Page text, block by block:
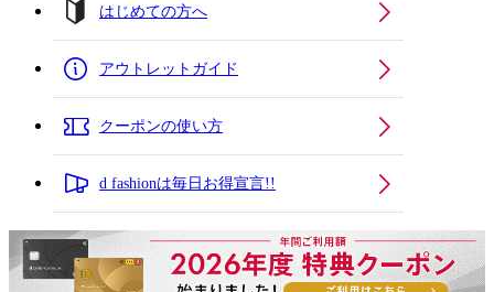
はじめての方へ
アウトレットガイド
クーポンの使い方
d fashionは毎日お得宣言!!